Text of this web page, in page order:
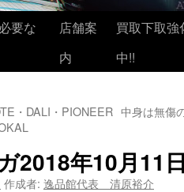
要な
店舗案
内
買取下取強
中!!
・DALI・PIONEER 中身は無傷
2018年10月11
作成者: 逸品館代表 清原裕介